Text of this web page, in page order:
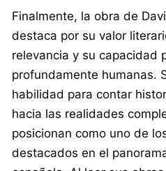
Finalmente, la obra de
destaca por su valor
relevancia y su capacidad
profundamente humanas.
habilidad para contar
hacia las realidades
posicionan como uno de
destacados en el